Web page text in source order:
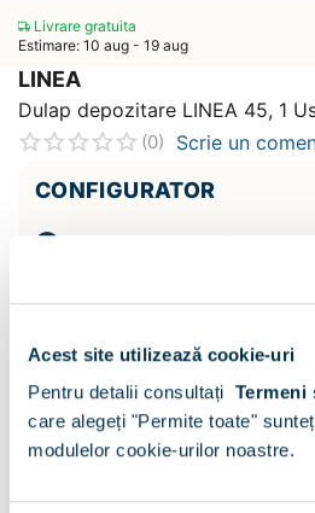
Acest site utilizează cookie-uri
Pentru detalii consultați
care alegeți "Permite toate"
modulelor cookie-urilor noastre.
Livrare gratuita
Estimare: 10 aug - 19 aug
LINEA
Dulap depozitare LINEA 45, 1
(0) Scrie un
CONFIGURATOR